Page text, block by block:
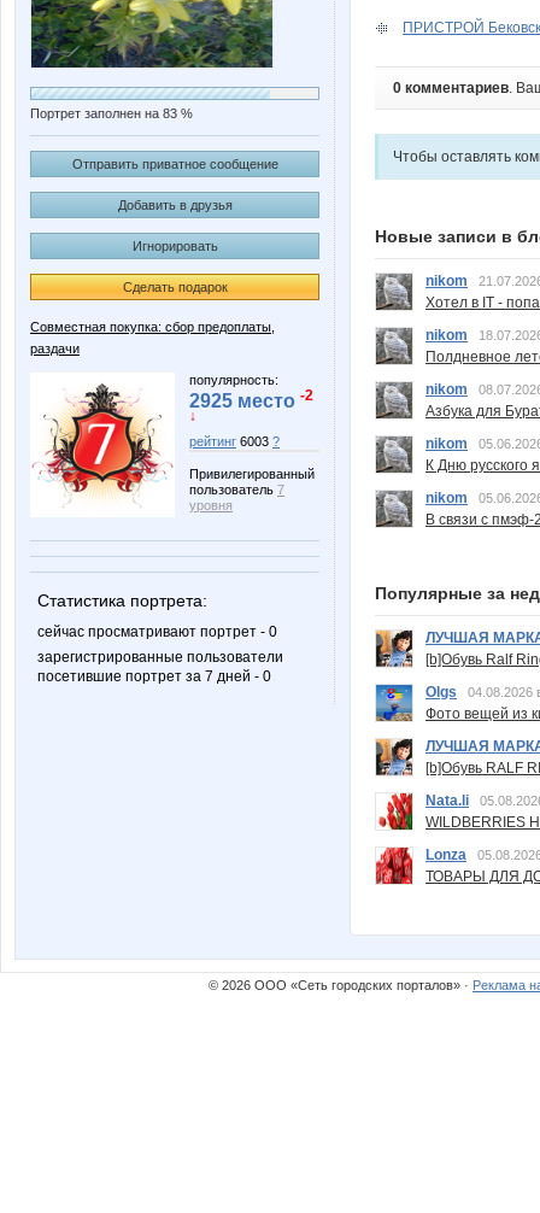
Портрет заполнен на 83 %
Отправить приватное сообщение
Добавить в друзья
Игнорировать
Сделать подарок
Совместная покупка: сбор предоплаты,
раздачи
популярность:
2925 место -2
↓
рейтинг 6003 ?
Привилегированный
пользователь 7
уровня
Статистика портрета:
сейчас просматривают портрет - 0
зарегистрированные пользователи
посетившие портрет за 7 дней - 0
ПРИСТРОЙ
0 комментариев.
Чтобы оставлять
Новые записи в
nikom
Хотел в IT -
nikom
Полдневное
nikom
Азбука для
nikom
К Дню русского
nikom
В связи с пмэф-
Популярные за
ЛУЧШАЯ
[b]Обувь Ralf
Olgs
04.08.2026
Фото вещей из
ЛУЧШАЯ
[b]Обувь RALF
Nata.li
Lonza
ТОВАРЫ ДЛЯ
© 2026 ООО «Сеть городских порталов» · Реклама